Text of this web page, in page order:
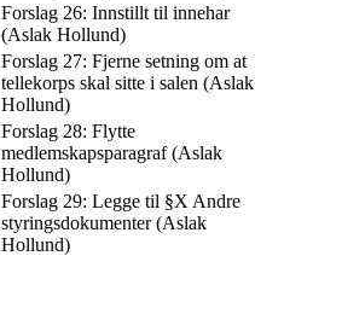
Forslag 26: Innstillt til innehar
(Aslak Hollund)
Forslag 27: Fjerne setning om at
tellekorps skal sitte i salen (Aslak
Hollund)
Forslag 28: Flytte
medlemskapsparagraf (Aslak
Hollund)
Forslag 29: Legge til §X Andre
styringsdokumenter (Aslak
Hollund)